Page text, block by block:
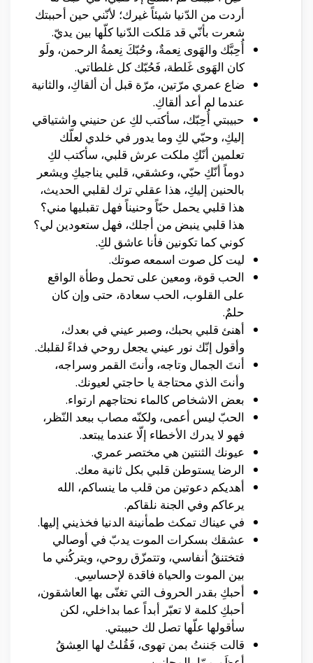
أردت من الدّنيا شيئاً غيرك؛ لأنّني حين أحببتك
شعرت بأنّي قد مَلكت الدّنيا كلّها بين يديّ.
أُحِبَّك والهَوى نِعمةٌ، وحُبّكَ نِعمةُ الرحمن، ولَو
كان الهَوى غَلطة، فَحُبّك كل غلطاتي.
ضاع عمري مرّتين، مرّة قبل أن ألقاكِ، والثانية
عندما لم أعد ألقاكِ.
حبيبتي أُحِبّك، سأكتب لكِ عن حنيني واشتياقي
إليكِ، وحبّي لكِ وما يدور في خلدي لعلّك
تعلمين أنّكِ ملكت عرش قلبي، سأكتب لكِ
دوماً أنّكِ حبّي، وعشقي، قلبي يناجيكِ ويشعر
بالحنين إليكِ، هذا عقلي ترك لقلبي الحديث،
هذا قلبي يحمل حبّاً وحنيناً فهل تقبليها مني؟
هذا قلبي ينبض من أجلك، فهل ستعودين لي؟
كوني كما تكونين فأنا عاشق لكِ.
ليت كل صوت اسمعه صوتك.
الحب قوة، ومعين على تحمل وطأة الواقع
على القلوب، الحب سعادة، حتى وإن كان
حلمٌ.
أهنئ قلبي بحبك، وصبر عيني في بعدك،
وأقول إنّك نور عيني يجعل روحي فداءً لقلبك.
أنتَ الجمال وتاجه، وأنتَ القمر وسراجه،
وأنتَ الذي محتاجة يا حاجتي لعيونك.
بعض الاشخاص كالماء نحتاجهم ارتواء.
الحبّ ليس أعمى، ولكنّه مصاب ببعد النّظر،
فهو لا يدرك الأخطاء إلّا عندما يبتعد.
عيونك الثنتين هي مختصر عمري.
الرضا يستوطن قلبي بكل ثانية معك.
أهديكم دعوتين من قلب ما ينساكم، الله
يرعاكم وفي الجنة نلقاكم.
في عيناك تمكث طمأنينة الدنيا فخذيني إليها.
عشقك بسكرات الموت يدبّ في أوصالي
فتختنقُ أنفاسي، وتتمزّق روحي، ويتركُني ما
بين الموت والحياة فاقدة لإحساسِي.
أحبكِ بقدر الحروف التي تغنّى بها العاشقون،
أحبكِ كلمة لا تعبّر أبداً عما بداخلي، لكن
سأقولها علّها تصل لك حبيبتي.
قالت جَننتُ بمن تهوى، فَقُلتُ لها العِشقُ